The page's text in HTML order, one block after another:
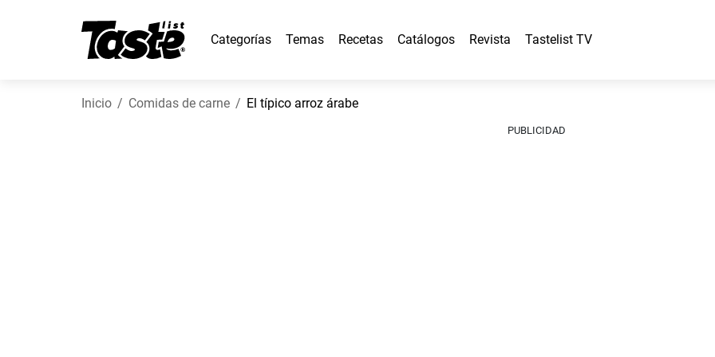
Categorías Temas Recetas Catálogos Revista Tastelist TV
Inicio Comidas de carne El típico arroz árabe
PUBLICIDAD